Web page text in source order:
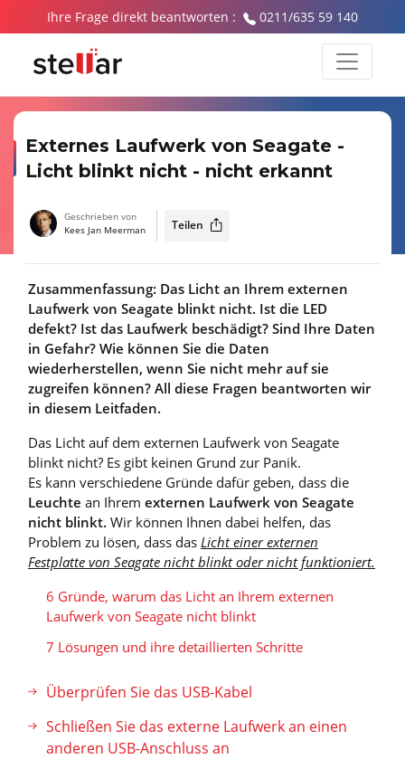
Ihre Frage direkt beantworten : 0211/635 59 140
Externes Laufwerk von Seagate -
Licht blinkt nicht - nicht erkannt
Geschrieben von
Kees Jan Meerman
Teilen
Zusammenfassung: Das Licht an Ihrem externen
Laufwerk von Seagate blinkt nicht. Ist die LED
defekt? Ist das Laufwerk beschädigt? Sind Ihre Daten
in Gefahr? Wie können Sie die Daten
wiederherstellen, wenn Sie nicht mehr auf sie
zugreifen können? All diese Fragen beantworten wir
in diesem Leitfaden.
Das Licht auf dem externen Laufwerk von Seagate
blinkt nicht? Es gibt keinen Grund zur Panik.
Es kann verschiedene Gründe dafür geben, dass die
Leuchte an Ihrem externen Laufwerk von Seagate
nicht blinkt. Wir können Ihnen dabei helfen, das
Problem zu lösen, dass das Licht einer externen
Festplatte von Seagate nicht blinkt oder nicht funktioniert.
6 Gründe, warum das Licht an Ihrem externen
Laufwerk von Seagate nicht blinkt
7 Lösungen und ihre detaillierten Schritte
Überprüfen Sie das USB-Kabel
Schließen Sie das externe Laufwerk an einen
anderen USB-Anschluss an